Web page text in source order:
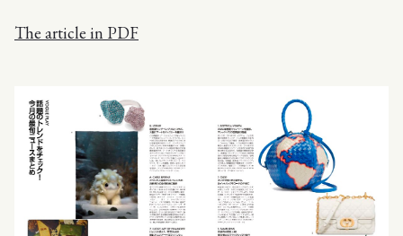
The article in PDF